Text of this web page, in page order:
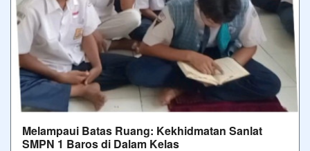
Melampaui Batas Ruang: Kekhidmatan Sanlat
SMPN 1 Baros di Dalam Kelas